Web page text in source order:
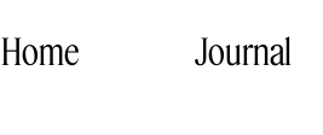
Home Journal